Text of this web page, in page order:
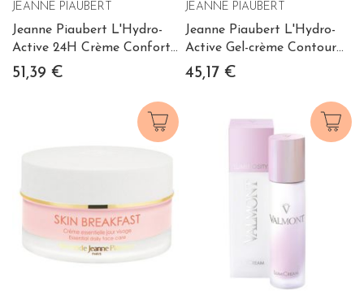
JEANNE PIAUBERT
Jeanne Piaubert L'Hydro-
Active 24H Crème Confort
Tri-Hydratante Peaux N/S
50 ml
51,39 €
JEANNE PIAUBERT
Jeanne Piaubert L'Hydro-
Active Gel-crème Contour
des Yeux 15 ml
45,17 €